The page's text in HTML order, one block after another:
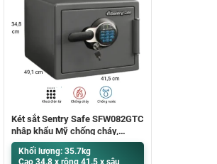
Két sắt Sentry Safe SFW082GTC
nhập khẩu Mỹ chống cháy,
chống nước
Khối lượng: 35.7kg
Cao 34.8 x rộng 41.5 x sâu